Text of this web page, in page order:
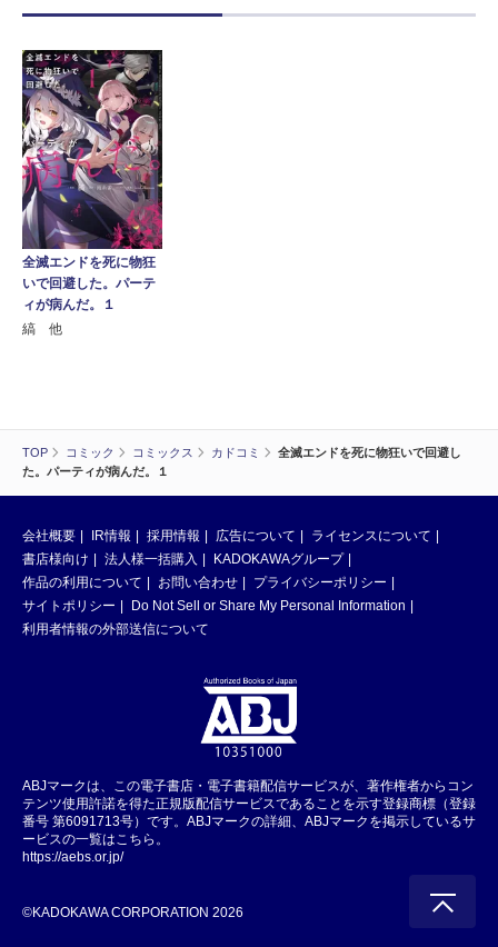
TOP コミック コミックス カドコミ
全滅エンドを死に物狂いで回避し
た。パーティが病んだ。１
全滅エンドを死に物狂
いで回避した。パーテ
ィが病んだ。１
縞 他
会社概要 IR情報 採用情報 広告について
ライセンスについて
書店様向け
法人様一括購入
KADOKAWAグループ
作品の利用について
お問い合わせ
プライバシーポリシー
サイトポリシー
Do Not Sell or Share My Personal Information
利用者情報の外部送信について
ABJマークは、この電子書店・電子書籍配信サービスが、著作権者からコン
テンツ使用許諾を得た正規版配信サービスであることを示す登録商標（登録
番号 第6091713号）です。ABJマークの詳細、ABJマークを掲示しているサ
ービスの一覧はこちら。
https://aebs.or.jp/
©KADOKAWA CORPORATION 2026